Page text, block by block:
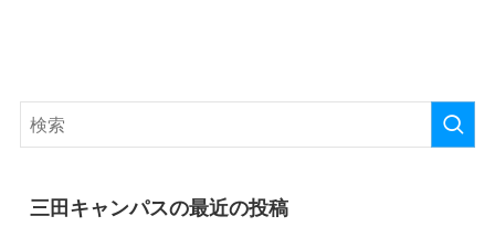
三田キャンパスの最近の投稿